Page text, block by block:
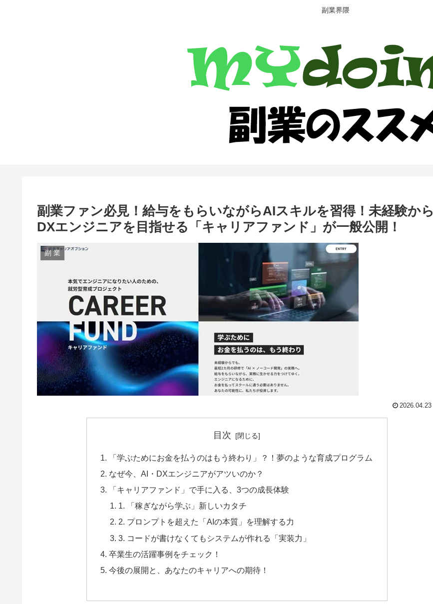
副業界隈
副業ファン必見！給与をもらいながらAIスキルを習得！未経験から
DXエンジニアを目指せる「キャリアファンド」が一般公開！
副 業
2026.04.23
目次
「学ぶためにお金を払うのはもう終わり」？！夢のような育成プログラム
なぜ今、AI・DXエンジニアがアツいのか？
「キャリアファンド」で手に入る、3つの成長体験
1. 「稼ぎながら学ぶ」新しいカタチ
2. プロンプトを超えた「AIの本質」を理解する力
3. コードが書けなくてもシステムが作れる「実装力」
卒業生の活躍事例をチェック！
今後の展開と、あなたのキャリアへの期待！